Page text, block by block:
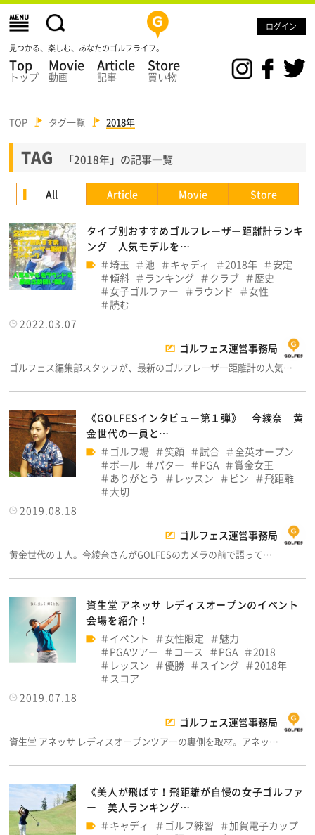
ログイン
見つかる、楽しむ、あなたのゴルフライフ。
Top
トップ
Movie
動画
Article
記事
Store
買い物
TOP タグ一覧 2018年
TAG 「2018年」の記事一覧
All Article Movie Store
タイプ別おすすめゴルフレーザー距離計ランキ
ング 人気モデルを…
埼玉
池 キャディ 2018年
安定
傾斜
ランキング クラブ
歴史
女子ゴルファー
ラウンド
女性
読む
2022.03.07
ゴルフェス運営事務局
ゴルフェス編集部スタッフが、最新のゴルフレーザー距離計の人気…
《GOLFESインタビュー第１弾》 今綾奈 黄
金世代の一員と…
ゴルフ場
笑顔 試合
全英オープン
ボール
パター PGA
賞金女王
ありがとう
レッスン ピン
飛距離
大切
2019.08.18
ゴルフェス運営事務局
黄金世代の１人。今綾奈さんがGOLFESのカメラの前で語って…
資生堂 アネッサ レディスオープンのイベント
会場を紹介！
イベント
女性限定
魅力
PGAツアー
コース PGA
2018
レッスン
優勝 スイング
2018年
スコア
2019.07.18
ゴルフェス運営事務局
資生堂 アネッサ レディスオープンツアーの裏側を取材。アネッ…
《美人が飛ばす！飛距離が自慢の女子ゴルファ
ー 美人ランキング…
キャディ
ゴルフ練習
加賀電子カップ